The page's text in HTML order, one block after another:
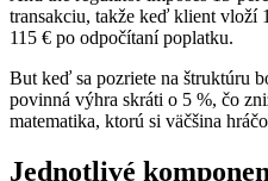
transakciu, takže keď klient vloží
115 € po odpočítaní poplatku.
But keď sa pozriete na štruktúru
povinná výhra skráti o 5 %, čo
matematika, ktorú si väčšina
Jednotlivé